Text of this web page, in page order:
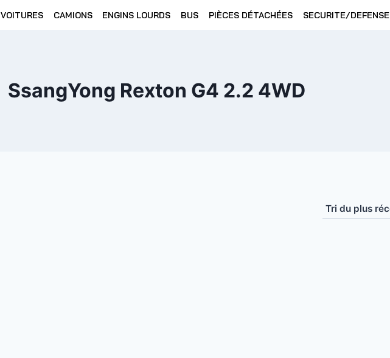
VOITURES CAMIONS ENGINS LOURDS BUS PIÈCES DÉTACHÉES SECURITE/DEFENSE
SsangYong Rexton G4 2.2 4WD